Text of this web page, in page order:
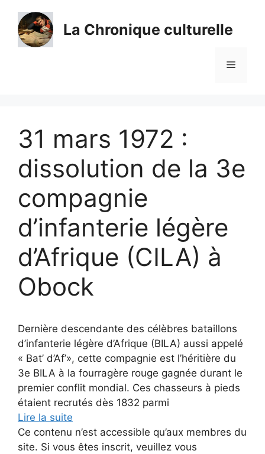
contenu
La Chronique culturelle
Menu
31 mars 1972 :
dissolution de la 3e
compagnie
d’infanterie légère
d’Afrique (CILA) à
Obock
Dernière descendante des célèbres bataillons
d’infanterie légère d’Afrique (BILA) aussi appelé
« Bat’ d’Af’», cette compagnie est l’héritière du
3e BILA à la fourragère rouge gagnée durant le
premier conflit mondial. Ces chasseurs à pieds
étaient recrutés dès 1832 parmi
Lire la suite
Ce contenu n’est accessible qu’aux membres du
site. Si vous êtes inscrit, veuillez vous